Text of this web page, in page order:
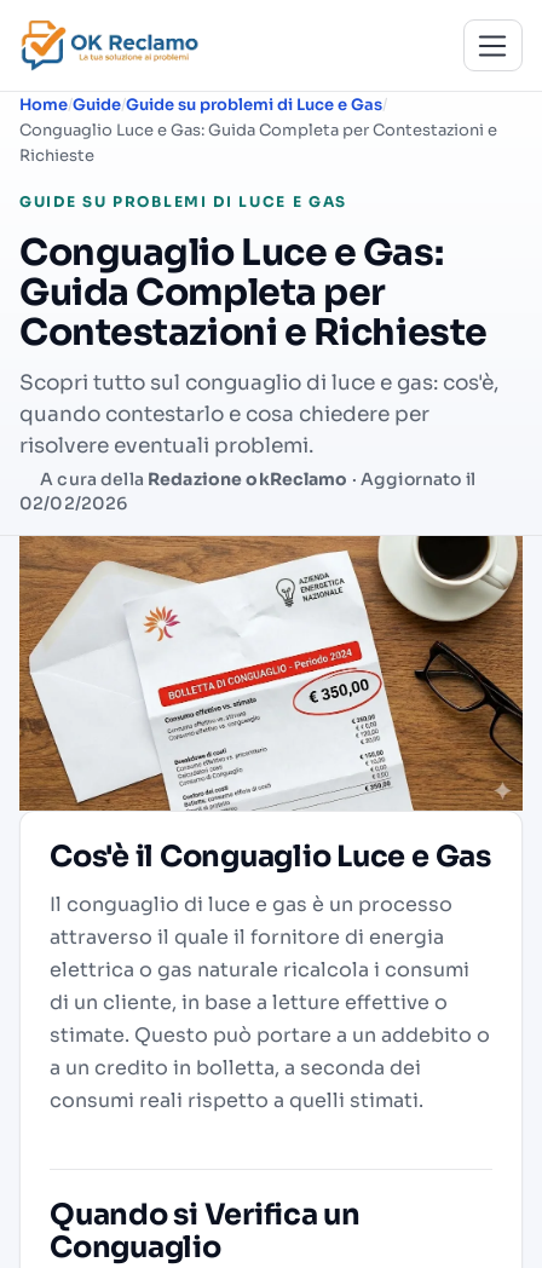
Home Guide Guide su problemi di Luce e Gas
Conguaglio Luce e Gas: Guida Completa per Contestazioni e
Richieste
GUIDE SU PROBLEMI DI LUCE E GAS
Conguaglio Luce e Gas:
Guida Completa per
Contestazioni e Richieste
Scopri tutto sul conguaglio di luce e gas: cos'è,
quando contestarlo e cosa chiedere per
risolvere eventuali problemi.
A cura della Redazione okReclamo · Aggiornato il
02/02/2026
Cos'è il Conguaglio Luce e Gas
Il conguaglio di luce e gas è un processo
attraverso il quale il fornitore di energia
elettrica o gas naturale ricalcola i consumi
di un cliente, in base a letture effettive o
stimate. Questo può portare a un addebito o
a un credito in bolletta, a seconda dei
consumi reali rispetto a quelli stimati.
Quando si Verifica un
Conguaglio